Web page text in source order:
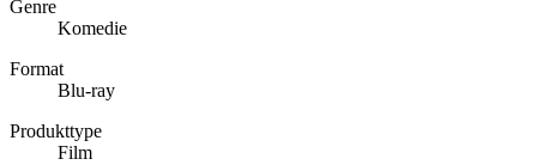
Genre
Komedie
Format
Blu-ray
Produkttype
Film